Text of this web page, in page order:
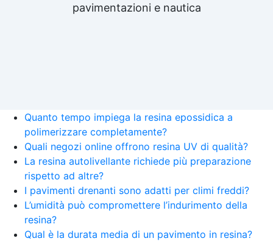
pavimentazioni e nautica
Quanto tempo impiega la resina epossidica a
polimerizzare completamente?
Quali negozi online offrono resina UV di qualità?
La resina autolivellante richiede più preparazione
rispetto ad altre?
I pavimenti drenanti sono adatti per climi freddi?
L’umidità può compromettere l’indurimento della
resina?
Qual è la durata media di un pavimento in resina?